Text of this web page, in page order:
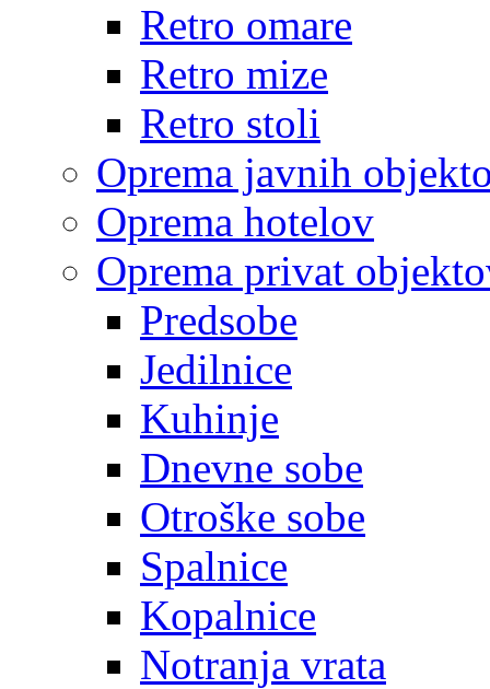
Retro omare
Retro mize
Retro stoli
Oprema javnih
Oprema hotelov
Oprema privat
Predsobe
Jedilnice
Kuhinje
Dnevne sobe
Otroške sobe
Spalnice
Kopalnice
Notranja vrata